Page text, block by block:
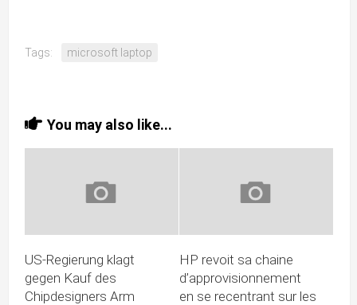
Tags: microsoft laptop
You may also like...
US-Regierung klagt
gegen Kauf des
Chipdesigners Arm
HP revoit sa chaine
d’approvisionnement
en se recentrant sur les